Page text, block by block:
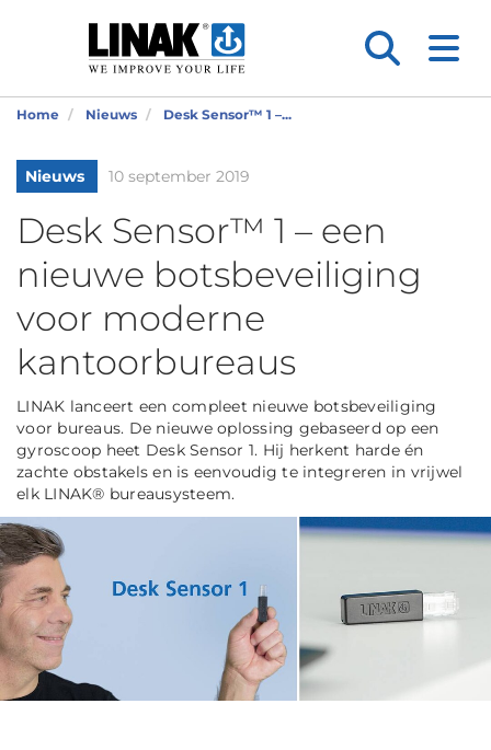
Home Nieuws Desk Sensor™ 1 –...
Nieuws 10 september 2019
Desk Sensor™ 1 – een
nieuwe botsbeveiliging
voor moderne
kantoorbureaus
LINAK lanceert een compleet nieuwe botsbeveiliging
voor bureaus. De nieuwe oplossing gebaseerd op een
gyroscoop heet Desk Sensor 1. Hij herkent harde én
zachte obstakels en is eenvoudig te integreren in vrijwel
elk LINAK® bureausysteem.